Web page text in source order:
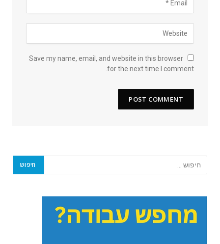
Save my name, email, and website in this browser
for the next time I comment.